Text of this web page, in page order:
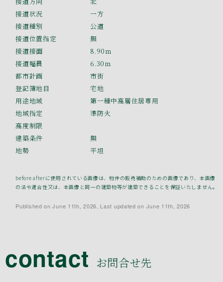
接道状況
一方
接道種別
公道
接道位置指定
無
接道接面
8.90ｍ
接道幅員
6.30ｍ
都市計画
市街
登記簿地目
宅地
用途地域
第一種中高層住居専用
地域指定
準防火
高度制限
建築条件
無
地勢
平坦
before afterに使用されている画像は、物件の販売補助のための画像であり、本画像
の法令適合性又は、本画像と同一の建築物等が建築できることを保証いたしません。
Published on June 11th, 2026, Last updated on June 11th, 2026
contact お問合せ先